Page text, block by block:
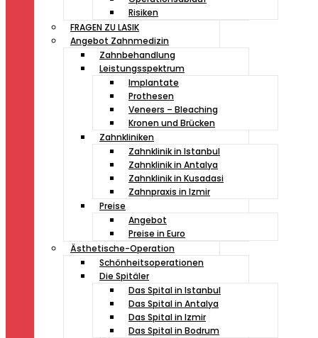
Risiken
FRAGEN ZU LASIK
Angebot Zahnmedizin
Zahnbehandlung
Leistungsspektrum
Implantate
Prothesen
Veneers – Bleaching
Kronen und Brücken
Zahnkliniken
Zahnklinik in Istanbul
Zahnklinik in Antalya
Zahnklinik in Kusadasi
Zahnpraxis in Izmir
Preise
Angebot
Preise in Euro
Ästhetische-Operation
Schönheitsoperationen
Die Spitäler
Das Spital in Istanbul
Das Spital in Antalya
Das Spital in Izmir
Das Spital in Bodrum